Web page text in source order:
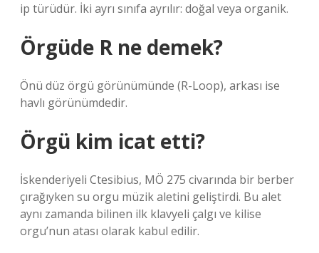
ip türüdür. İki ayrı sınıfa ayrılır: doğal veya organik.
Örgüde R ne demek?
Önü düz örgü görünümünde (R-Loop), arkası ise
havlı görünümdedir.
Örgü kim icat etti?
İskenderiyeli Ctesibius, MÖ 275 civarında bir berber
çırağıyken su orgu müzik aletini geliştirdi. Bu alet
aynı zamanda bilinen ilk klavyeli çalgı ve kilise
orgu’nun atası olarak kabul edilir.